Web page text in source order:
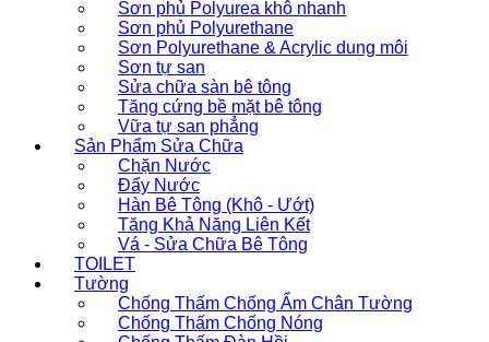
Sơn phủ Polyurea khô nhanh
Sơn phủ Polyurethane
Sơn Polyurethane & Acrylic dung môi
Sơn tự san
Sửa chữa sàn bê tông
Tăng cứng bề mặt bê tông
Vữa tự san phẳng
Sản Phẩm Sửa Chữa
Chặn Nước
Đẩy Nước
Hàn Bê Tông (Khô - Ướt)
Tăng Khả Năng Liên Kết
Vá - Sửa Chữa Bê Tông
TOILET
Tường
Chống Thấm Chống Ẩm Chân Tường
Chống Thấm Chống Nóng